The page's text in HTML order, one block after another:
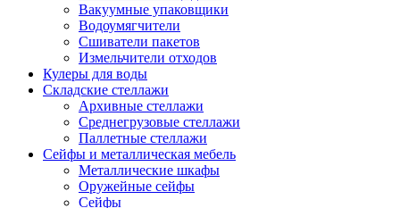
Вакуумные упаковщики
Водоумягчители
Сшиватели пакетов
Измельчители отходов
Кулеры для воды
Складские стеллажи
Архивные стеллажи
Среднегрузовые стеллажи
Паллетные стеллажи
Сейфы и металлическая мебель
Металлические шкафы
Оружейные сейфы
Сейфы